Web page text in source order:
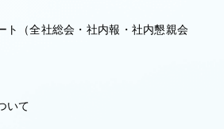
ト（全社総会・社内報・社内懇親会
いて